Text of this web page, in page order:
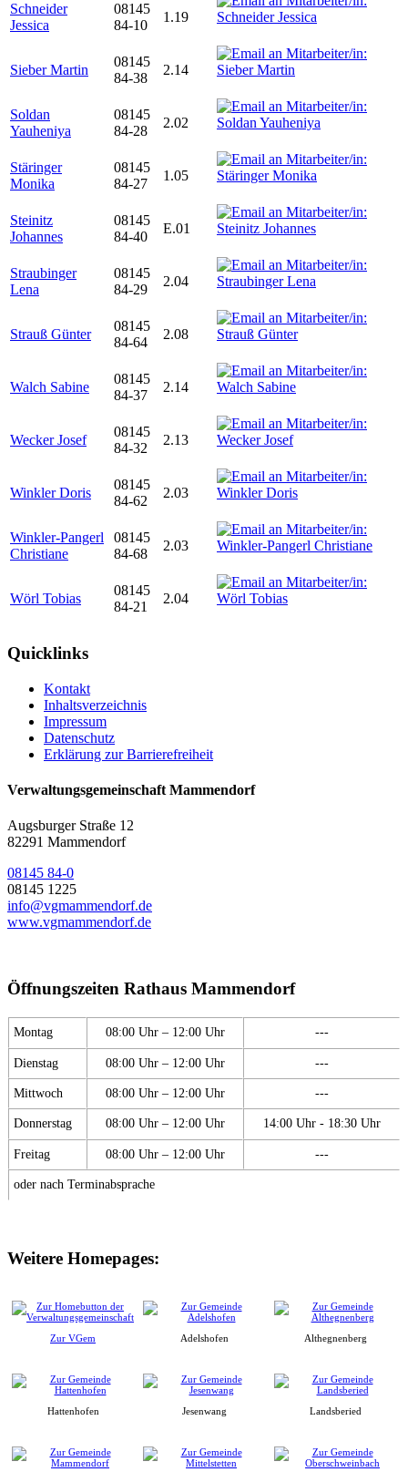
Schneider
Jessica
08145
84-10
1.19
Sieber Martin
08145
84-38
2.14
Soldan
Yauheniya
08145
84-28
2.02
Stäringer
Monika
08145
84-27
1.05
Steinitz
Johannes
08145
84-40
E.01
Straubinger
Lena
08145
84-29
2.04
Strauß Günter
08145
84-64
2.08
Walch Sabine
08145
84-37
2.14
Wecker Josef
08145
84-32
2.13
Winkler Doris
08145
84-62
2.03
Winkler-Pangerl
Christiane
08145
84-68
2.03
Wörl Tobias
08145
84-21
2.04
Quicklinks
Kontakt
Inhaltsverzeichnis
Impressum
Datenschutz
Erklärung zur Barrierefreiheit
Verwaltungsgemeinschaft Mammendorf
Augsburger Straße 12
82291 Mammendorf
08145 84-0
08145 1225
info@vgmammendorf.de
www.vgmammendorf.de
Öffnungszeiten Rathaus Mammendorf
Montag 08:00 Uhr – 12:00 Uhr ---
Dienstag 08:00 Uhr – 12:00 Uhr ---
Mittwoch 08:00 Uhr – 12:00 Uhr ---
Donnerstag 08:00 Uhr – 12:00 Uhr 14:00 Uhr - 18:30 Uhr
Freitag 08:00 Uhr – 12:00 Uhr ---
oder nach Terminabsprache
Weitere Homepages:
Zur VGem Adelshofen Althegnenberg
Hattenhofen Jesenwang Landsberied